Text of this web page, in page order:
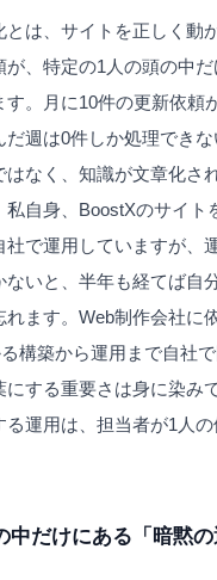
とは、サイトを正しく動
が、特定の1人の頭の中だ
。月に10件の更新依頼
だ週は0件しか処理でき
はなく、知識が文章化さ
私自身、BoostXのサイト
社で運用していますが、
ないと、半年も経てば自
れます。Web制作会社に
構築から運用まで自社
する重要さは身に染み
る運用は、担当者が1人
中だけにある「暗黙